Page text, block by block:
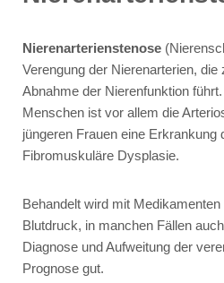
Nierenarterienstenose
Verengung der Nierenarterien,
Abnahme der Nierenfunktion
Menschen ist vor allem die
jüngeren Frauen eine Erkrankung
Fibromuskuläre Dysplasie.
Behandelt wird mit
Blutdruck, in manchen Fällen
Diagnose und Aufweitung der
Prognose gut.